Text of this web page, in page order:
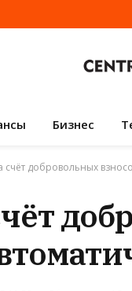
Бизнес
добровольных